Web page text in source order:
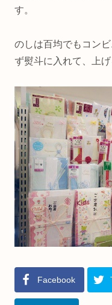
す。
のしは百均でもコン
ず熨斗に入れて、上
Facebook